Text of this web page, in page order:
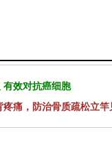
有效对抗癌细胞
痛，防治骨质疏松立竿